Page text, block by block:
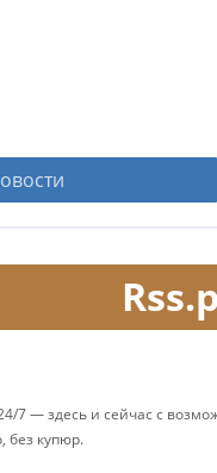
7 — здесь и сейчас с
без купюр.